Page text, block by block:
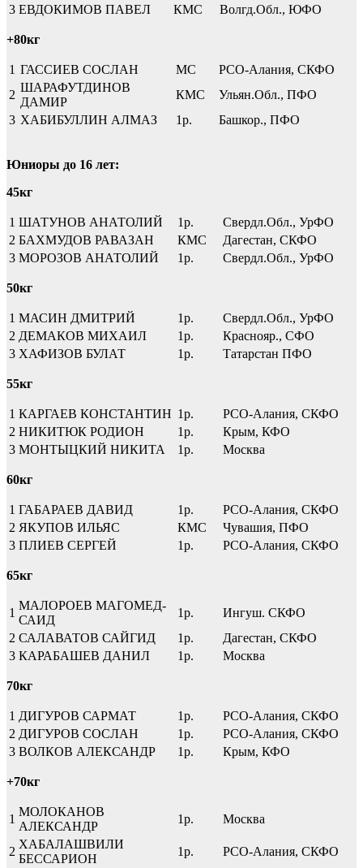
3 ЕВДОКИМОВ ПАВЕЛ КМС Волгд.Обл., ЮФО
+80кг
1 ГАССИЕВ СОСЛАН МС
РСО-Алания, СКФО
2
ШАРАФУТДИНОВ
ДАМИР
КМС
Ульян.Обл., ПФО
3 ХАБИБУЛЛИН АЛМАЗ 1р. Башкор., ПФО
Юниоры до 16 лет:
45кг
1 ШАТУНОВ АНАТОЛИЙ 1р.
Свердл.Обл., УрФО
2 БАХМУДОВ РАВАЗАН КМС
Дагестан, СКФО
3 МОРОЗОВ АНАТОЛИЙ 1р. Свердл.Обл., УрФО
50кг
1 МАСИН ДМИТРИЙ 1р.
Свердл.Обл., УрФО
2 ДЕМАКОВ МИХАИЛ 1р.
Краснояр., СФО
3 ХАФИЗОВ БУЛАТ 1р. Татарстан ПФО
55кг
1 КАРГАЕВ КОНСТАНТИН 1р.
РСО-Алания, СКФО
2 НИКИТЮК РОДИОН 1р.
Крым, КФО
3 МОНТЫЦКИЙ НИКИТА 1р. Москва
60кг
1 ГАБАРАЕВ ДАВИД 1р.
РСО-Алания, СКФО
2 ЯКУПОВ ИЛЬЯС КМС
Чувашия, ПФО
3 ПЛИЕВ СЕРГЕЙ 1р. РСО-Алания, СКФО
65кг
1
МАЛОРОЕВ МАГОМЕД-
САИД
1р.
Ингуш. СКФО
2 САЛАВАТОВ САЙГИД 1р.
Дагестан, СКФО
3 КАРАБАШЕВ ДАНИЛ 1р. Москва
70кг
1 ДИГУРОВ САРМАТ 1р.
РСО-Алания, СКФО
2 ДИГУРОВ СОСЛАН 1р.
РСО-Алания, СКФО
3 ВОЛКОВ АЛЕКСАНДР 1р. Крым, КФО
+70кг
1
МОЛОКАНОВ
АЛЕКСАНДР
1р. Москва
2
ХАБАЛАШВИЛИ
БЕССАРИОН
1р.
РСО-Алания, СКФО